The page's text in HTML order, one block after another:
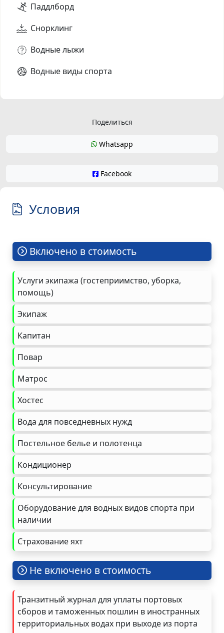
Паддлборд
Снорклинг
Водные лыжи
Водные виды спорта
Поделиться
Whatsapp
Facebook
Условия
Включено в стоимость
Услуги экипажа (гостеприимство, уборка,
помощь)
Экипаж
Капитан
Повар
Матрос
Хостес
Вода для повседневных нужд
Постельное белье и полотенца
Кондиционер
Консультирование
Оборудование для водных видов спорта при
наличии
Страхование яхт
Не включено в стоимость
Транзитный журнал для уплаты портовых
сборов и таможенных пошлин в иностранных
территориальных водах при выходе из порта